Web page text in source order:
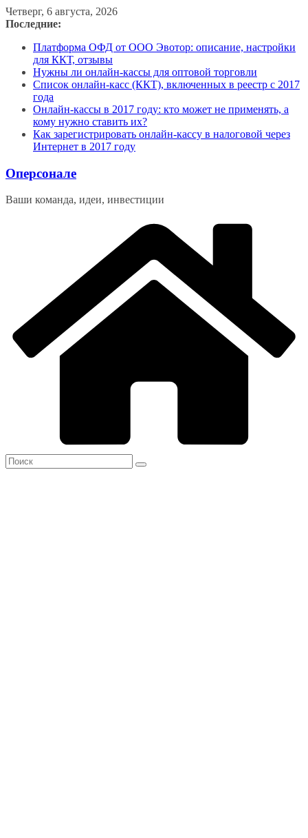
Перейти
к
Четверг, 6 августа, 2026
Последние:
Платформа ОФД от ООО Эвотор: описание, настройки
для ККТ, отзывы
Нужны ли онлайн-кассы для оптовой торговли
Список онлайн-касс (ККТ), включенных в реестр с 2017
года
Онлайн-кассы в 2017 году: кто может не применять, а
кому нужно ставить их?
Как зарегистрировать онлайн-кассу в налоговой через
Интернет в 2017 году
Оперсонале
Ваши команда, идеи, инвестиции